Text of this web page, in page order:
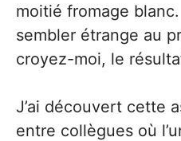
moitié fromage
sembler étrange au
croyez-moi, le
J’ai découvert cette
entre collègues où